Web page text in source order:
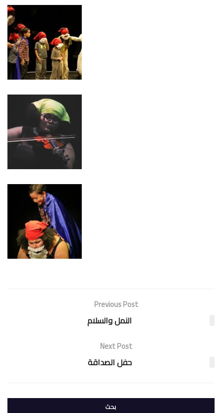
Previous Post
النمل والسلام
Next Post
حفل الصداقة
بحث